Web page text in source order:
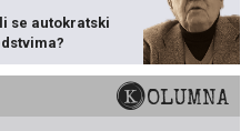
li se autokratski
KOLUMNA